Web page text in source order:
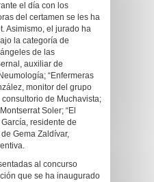
el día con los
del certamen se les ha
Asimismo, el jurado ha
la categoría de
ángeles de las
auxiliar de
“Enfermeras
monitor del grupo
consultorio de Muchavista;
Soler; “El
residente de
de Gema Zaldívar,
al concurso
que se ha inaugurado